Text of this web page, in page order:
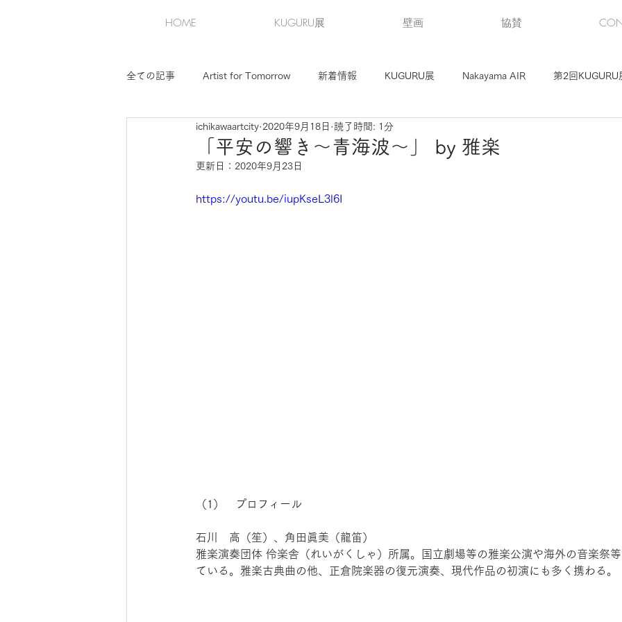
HOME KUGURU展 壁画 協賛
全ての記事 Artist for Tomorrow 新着情報 KUGURU展 Nakayama AIR 第2回KUGURU
第2回KUGURU展（2） 第3回KUGURU展 第3回KUGURU展（2）
「平安の響き〜青海波〜」 by 雅楽
ichikawaartcity 2020年9月18日 読了時間: 1分
更新日： 2020年9月23日
https://youtu.be/iupKseL3l6I
（1）　プロフィール
石川　高（笙）、角田眞美（龍笛）
雅楽演奏団体 伶楽舎（れいがくしゃ）所属。国立劇場等の雅楽公演や海外の音楽祭
ている。雅楽古典曲の他、正倉院楽器の復元演奏、現代作品の初演にも多く携わる。